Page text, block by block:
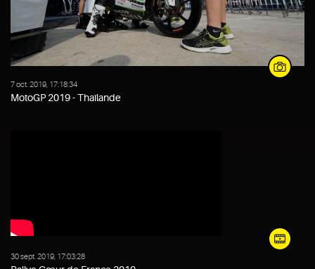
7 oct. 2019, 17:18:34
MotoGP 2019 - Thaïlande
30 sept. 2019, 17:03:28